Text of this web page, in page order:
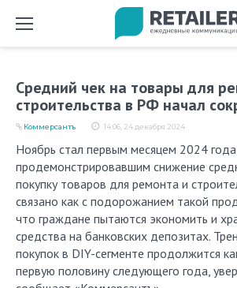
Средний чек на товары для
строительства в РФ начал
14:06, 24 декабря 2024
Коммерсантъ
Ноябрь стал первым месяцем 2024 года,
продемонстрировавшим снижение
покупку товаров для ремонта и
связано как с подорожанием такой
что граждане пытаются экономить и
средства на банковских депозитах.
покупок в DIY-сегменте продолжится
первую половину следующего года,